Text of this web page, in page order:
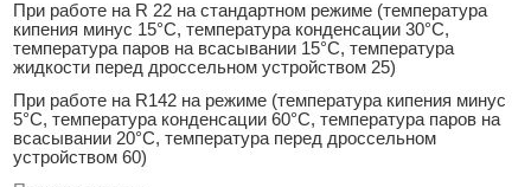
При работе на R 22 на стандартном режиме (температура
кипения минус 15°С, температура конденсации 30°С,
температура паров на всасывании 15°С, температура
жидкости перед дроссельном устройством 25)
При работе на R142 на режиме (температура кипения минус
5°С, температура конденсации 60°С, температура паров на
всасывании 20°С, температура перед дроссельном
устройством 60)